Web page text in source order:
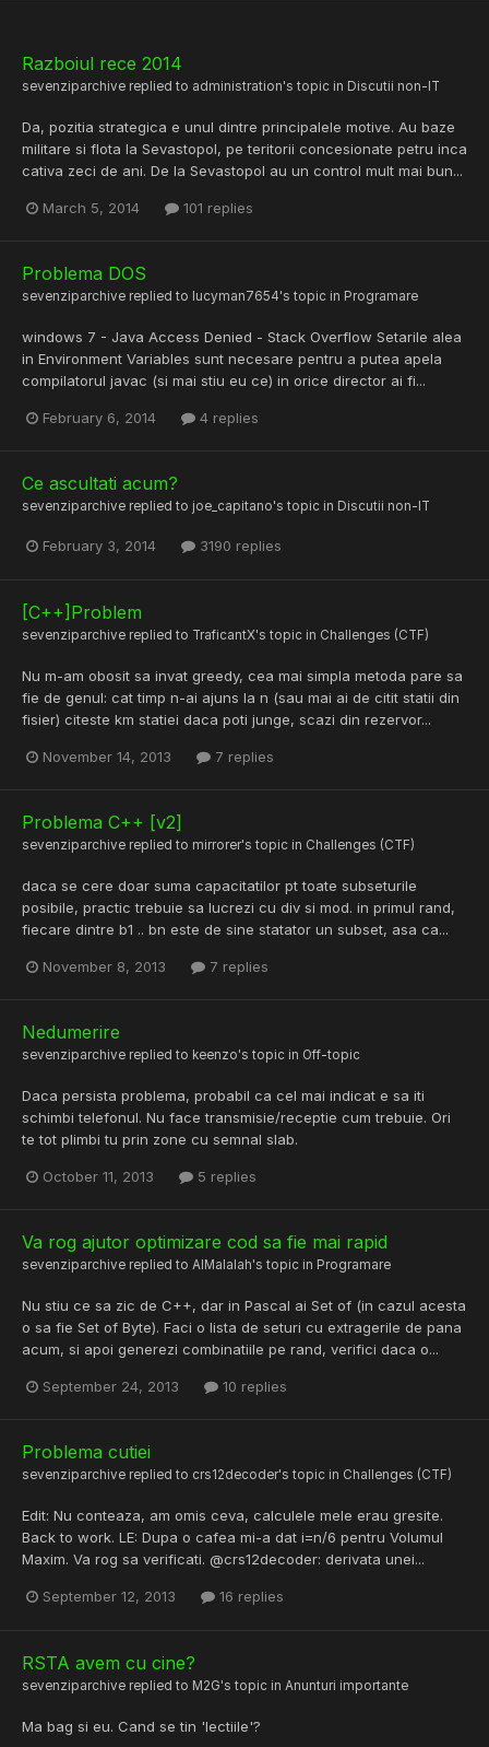
Razboiul rece 2014
sevenziparchive replied to administration's topic in Discutii non-IT
Da, pozitia strategica e unul dintre principalele motive. Au baze
militare si flota la Sevastopol, pe teritorii concesionate petru inca
cativa zeci de ani. De la Sevastopol au un control mult mai bun...
March 5, 2014 101 replies
Problema DOS
sevenziparchive replied to lucyman7654's topic in Programare
windows 7 - Java Access Denied - Stack Overflow Setarile alea
in Environment Variables sunt necesare pentru a putea apela
compilatorul javac (si mai stiu eu ce) in orice director ai fi...
February 6, 2014 4 replies
Ce ascultati acum?
sevenziparchive replied to joe_capitano's topic in Discutii non-IT
February 3, 2014 3190 replies
[C++]Problem
sevenziparchive replied to TraficantX's topic in Challenges (CTF)
Nu m-am obosit sa invat greedy, cea mai simpla metoda pare sa
fie de genul: cat timp n-ai ajuns la n (sau mai ai de citit statii din
fisier) citeste km statiei daca poti junge, scazi din rezervor...
November 14, 2013 7 replies
Problema C++ [v2]
sevenziparchive replied to mirrorer's topic in Challenges (CTF)
daca se cere doar suma capacitatilor pt toate subseturile
posibile, practic trebuie sa lucrezi cu div si mod. in primul rand,
fiecare dintre b1 .. bn este de sine statator un subset, asa ca...
November 8, 2013 7 replies
Nedumerire
sevenziparchive replied to keenzo's topic in Off-topic
Daca persista problema, probabil ca cel mai indicat e sa iti
schimbi telefonul. Nu face transmisie/receptie cum trebuie. Ori
te tot plimbi tu prin zone cu semnal slab.
October 11, 2013 5 replies
Va rog ajutor optimizare cod sa fie mai rapid
sevenziparchive replied to AlMalalah's topic in Programare
Nu stiu ce sa zic de C++, dar in Pascal ai Set of (in cazul acesta
o sa fie Set of Byte). Faci o lista de seturi cu extragerile de pana
acum, si apoi generezi combinatiile pe rand, verifici daca o...
September 24, 2013 10 replies
Problema cutiei
sevenziparchive replied to crs12decoder's topic in Challenges (CTF)
Edit: Nu conteaza, am omis ceva, calculele mele erau gresite.
Back to work. LE: Dupa o cafea mi-a dat i=n/6 pentru Volumul
Maxim. Va rog sa verificati. @crs12decoder: derivata unei...
September 12, 2013 16 replies
RSTA avem cu cine?
sevenziparchive replied to M2G's topic in Anunturi importante
Ma bag si eu. Cand se tin 'lectiile'?